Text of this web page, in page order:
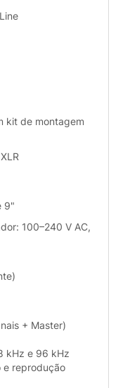
kit de montagem
9"
100–240 V AC,
+ Master)
kHz e 96 kHz
e reprodução